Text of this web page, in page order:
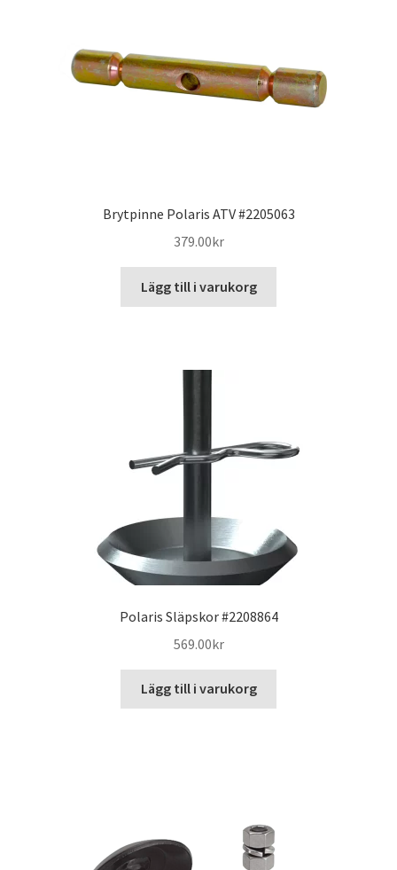
Brytpinne Polaris ATV #2205063
379.00kr
Lägg till i varukorg
Polaris Släpskor #2208864
569.00kr
Lägg till i varukorg